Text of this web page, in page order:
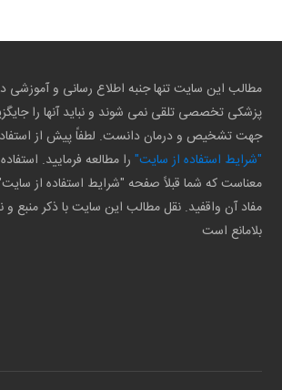
مطالب این سایت تنها جنبه اطلاع رسانی و آموزشی
پزشکی تخصصی تلقی نمی شوند و نباید آنها را
جهت تشخیص و درمان دانست. لطفاً پیش از
"شرایط استفاده از سایت" را مطالعه فرمایید.
معناست که شما قبلاً صفحه "شرایط استفاده از
مفاد آن واقفید. نقل مطالب این سایت با ذکر منبع و
بلامانع است